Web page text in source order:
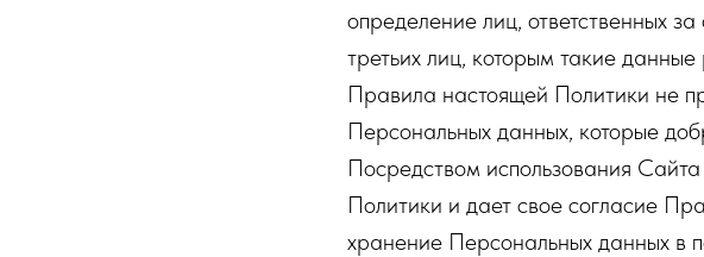
определение лиц, ответственных
третьих лиц, которым такие
Правила настоящей Политики не
Персональных данных, которые
Посредством использования
Политики и дает свое согласие
хранение Персональных данных в